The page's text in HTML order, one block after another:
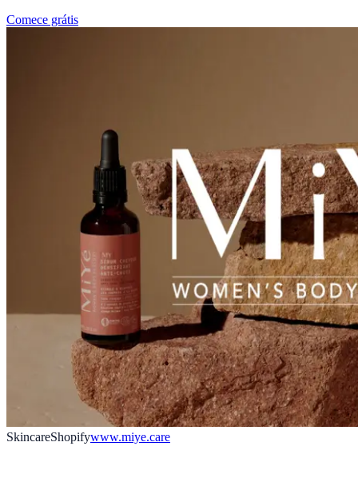
Comece grátis
SkincareShopifywww.miye.care